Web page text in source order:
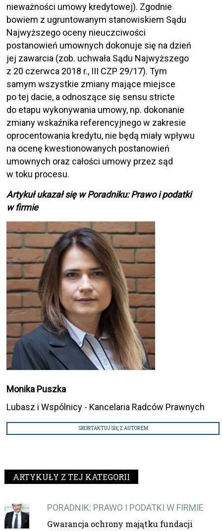
nieważności umowy kredytowej). Zgodnie
bowiem z ugruntowanym stanowiskiem Sądu
Najwyższego oceny nieuczciwości
postanowień umownych dokonuje się na dzień
jej zawarcia (zob. uchwała Sądu Najwyższego
z 20 czerwca 2018 r., III CZP 29/17). Tym
samym wszystkie zmiany mające miejsce
po tej dacie, a odnoszące się sensu stricte
do etapu wykonywania umowy, np. dokonanie
zmiany wskaźnika referencyjnego w zakresie
oprocentowania kredytu, nie będą miały wpływu
na ocenę kwestionowanych postanowień
umownych oraz całości umowy przez sąd
w toku procesu.
Artykuł ukazał się w Poradniku: Prawo i podatki
w firmie
Monika Puszka
Lubasz i Wspólnicy - Kancelaria Radców Prawnych
SKONTAKTUJ SIĘ Z AUTOREM
ARTYKUŁY Z TEJ KATEGORII
PORADNIK: PRAWO I PODATKI W FIRMIE
Gwarancja ochrony majątku fundacji